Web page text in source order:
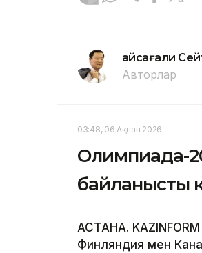
Ғайсағали
Авторлар
03:48, 06 Ақпан 2026
Олимпиада-
байланысты
АСТАНА.
Финляндия мен